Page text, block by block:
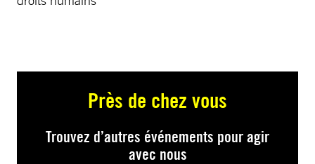
Près de chez vous
Trouvez d’autres événements pour agir
avec nous